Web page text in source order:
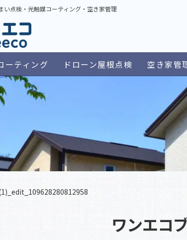
い点検・光触媒コーティング・空き家管理
ーティング ドローン屋根点検 空き家管
ワンエコ